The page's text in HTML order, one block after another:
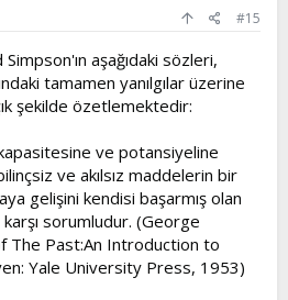
#15
aşağıdaki sözleri,
tamamen yanılgılar üzerine
şekilde özetlemektedir:
ve potansiyeline
ve akılsız maddelerin bir
gelişini kendisi başarmış olan
sorumludur. (George
The Past:An Introduction to
Yale University Press, 1953)